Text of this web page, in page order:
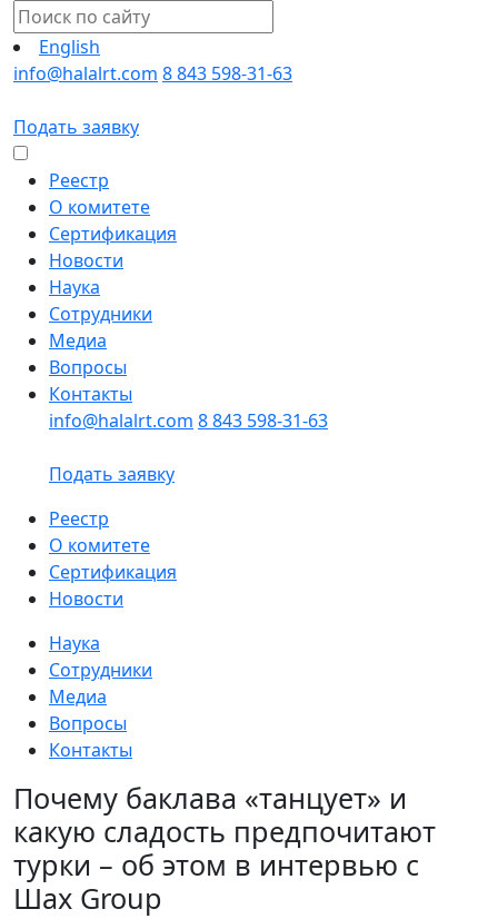
English
info@halalrt.com 8 843 598-31-63
Подать заявку
Реестр
О комитете
Сертификация
Новости
Наука
Сотрудники
Медиа
Вопросы
Контакты
info@halalrt.com 8 843 598-31-63
Подать заявку
Реестр
О комитете
Сертификация
Новости
Наука
Сотрудники
Медиа
Вопросы
Контакты
Почему баклава «танцует» и
какую сладость предпочитают
турки – об этом в интервью с
Шах Group